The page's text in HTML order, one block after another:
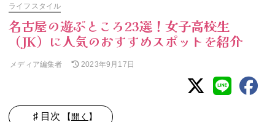
ライフスタイル
名古屋の遊ぶところ23選！女子高校生
（JK）に人気のおすすめスポットを紹介
メディア編集者 2023年9月17日
♯ 目次 【開く 】